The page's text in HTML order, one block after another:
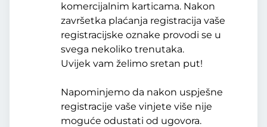
komercijalnim karticama. Nakon
završetka plaćanja registracija vaše
registracijske oznake provodi se u
svega nekoliko trenutaka.
Uvijek vam želimo sretan put!
Napominjemo da nakon uspješne
registracije vaše vinjete više nije
moguće odustati od ugovora.